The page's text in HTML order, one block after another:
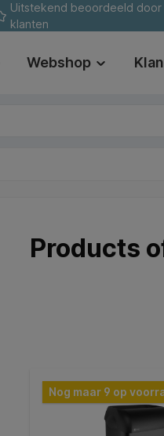
Uitstekend beoordeeld door
klanten
Webshop
Products
Nog maar 9 op